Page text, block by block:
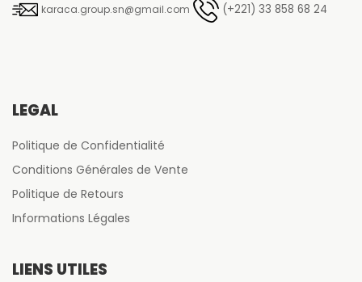
karaca.group.sn@gmail.com (+221) 33 858 68 24
LÉGAL
Politique de Confidentialité
Conditions Générales de Vente
Politique de Retours
Informations Légales
LIENS UTILES